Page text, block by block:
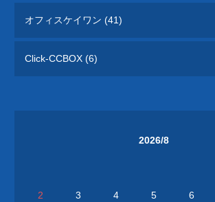
オフィスケイワン (41)
Click-CCBOX (6)
2026/8
2 3 4 5 6